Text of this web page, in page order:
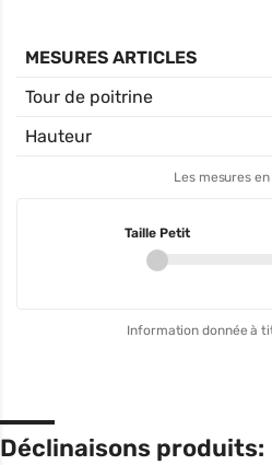
MESURES ARTICLES
Tour de poitrine
Hauteur
Les mesures
Taille Petit
Information donnée à
Déclinaisons produits: